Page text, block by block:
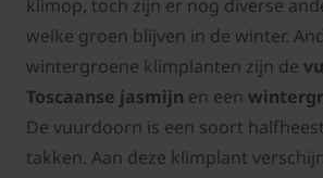
klimop, toch zijn er nog diverse
welke groen blijven in de winter.
wintergroene klimplanten zijn de
Toscaanse jasmijn en een
De vuurdoorn is een soort
takken. Aan deze klimplant